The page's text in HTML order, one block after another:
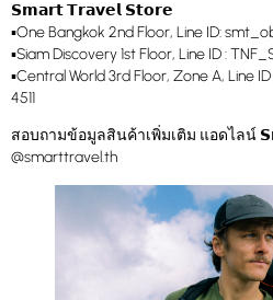
𝗦𝗺𝗮𝗿𝘁 𝗧𝗿𝗮𝘃𝗲𝗹 𝗦𝘁𝗼𝗿𝗲
▪️One Bangkok 2nd Floor, Line ID:
▪️Siam Discovery 1st Floor, Line ID :
▪️Central World 3rd Floor, Zone A, Line
4511
สอบถามข้อมูลสินค้าเพิ่มเติม แอดไลน์
@smarttravel.th